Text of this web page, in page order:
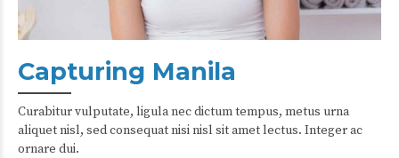
Capturing Manila
Curabitur vulputate, ligula nec dictum tempus, metus urna
aliquet nisl, sed consequat nisi nisl sit amet lectus. Integer ac
ornare dui.